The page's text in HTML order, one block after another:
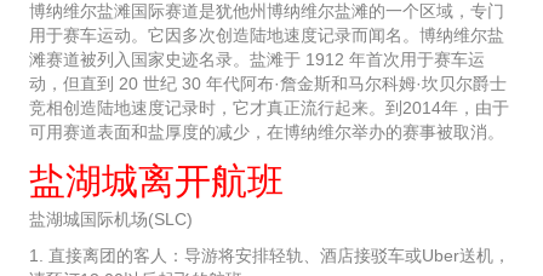
博纳维尔盐滩国际赛道是犹他州博纳维尔盐滩的一个区域，专门
用于赛车运动。它因多次创造陆地速度记录而闻名。博纳维尔盐
滩赛道被列入国家史迹名录。盐滩于 1912 年首次用于赛车运
动，但直到 20 世纪 30 年代阿布·詹金斯和马尔科姆·坎贝尔爵士
竞相创造陆地速度记录时，它才真正流行起来。到2014年，由于
可用赛道表面和盐厚度的减少，在博纳维尔举办的赛事被取消。
盐湖城离开航班
盐湖城国际机场(SLC)
1. 直接离团的客人：导游将安排轻轨、酒店接驳车或Uber送机，